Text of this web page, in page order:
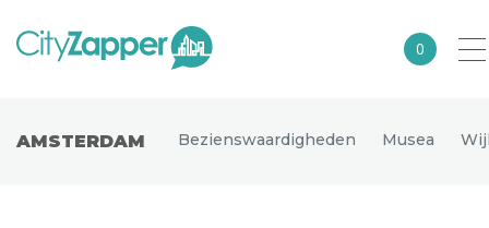
0
AMSTERDAM Bezienswaardigheden Musea